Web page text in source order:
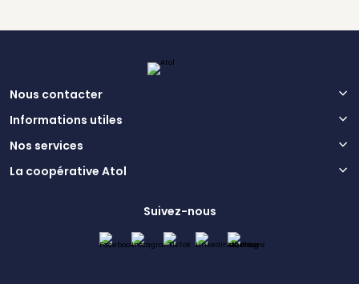
Nous contacter
Informations utiles
Nos services
La coopérative Atol
Suivez-nous